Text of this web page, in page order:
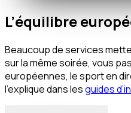
L’équilibre
Beaucoup de services
sur la même soirée, vous
européennes, le sport en
l’explique dans lesguides